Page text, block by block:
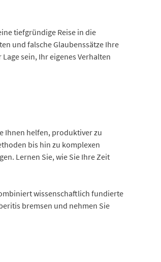
tiefgründige Reise in die
und falsche Glaubenssätze Ihre
sein, Ihr eigenes Verhalten
Ihnen helfen, produktiver zu
bis hin zu komplexen
Lernen Sie, wie Sie Ihre Zeit
wissenschaftlich fundierte
bremsen und nehmen Sie